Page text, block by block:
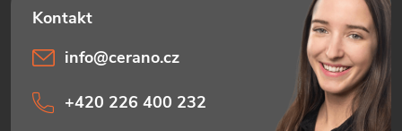
info@cerano.cz
+420 226 400 232